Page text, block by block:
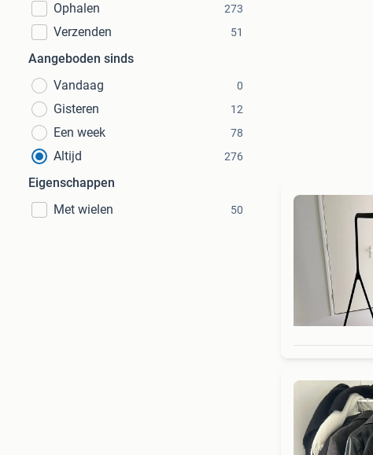
Ophalen
273
Verzenden 51
Aangeboden sinds
Vandaag
0
Gisteren 12
Een week 78
Altijd 276
Eigenschappen
Met wielen
50